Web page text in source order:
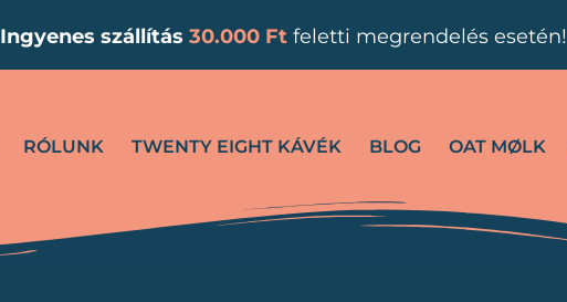
Ingyenes szállítás 30.000 Ftfeletti megrendelés esetén!
RÓLUNK TWENTY EIGHT KÁVÉK BLOG OAT MØLK